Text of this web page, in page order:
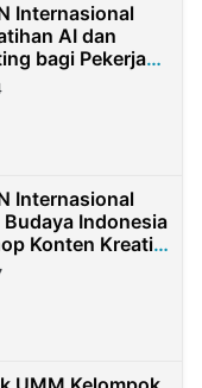
Internasional
AI dan
bagi Pekerja
di Taiwan
Internasional
Indonesia
Konten Kreatif